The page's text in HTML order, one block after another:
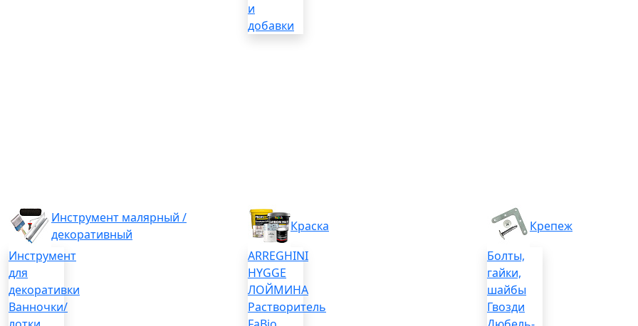
и
добавки
Инструмент малярный /
декоративный
Инструмент
для
декоративки
Ванночки/
Краска
ARREGHINI
HYGGE
ЛОЙМИНА
Растворитель
Крепеж
Болты,
гайки,
шайбы
Гвозди